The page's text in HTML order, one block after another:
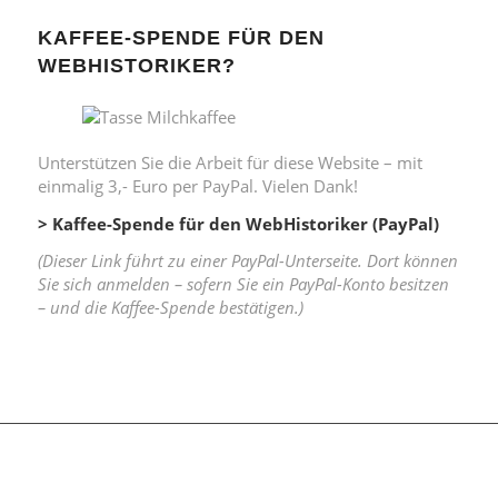
KAFFEE-SPENDE FÜR DEN
WEBHISTORIKER?
Unterstützen Sie die Arbeit für diese Website – mit
einmalig 3,- Euro per PayPal. Vielen Dank!
> Kaffee-Spende für den WebHistoriker (PayPal)
(Dieser Link führt zu einer PayPal-Unterseite. Dort können
Sie sich anmelden – sofern Sie ein PayPal-Konto besitzen
– und die Kaffee-Spende bestätigen.)